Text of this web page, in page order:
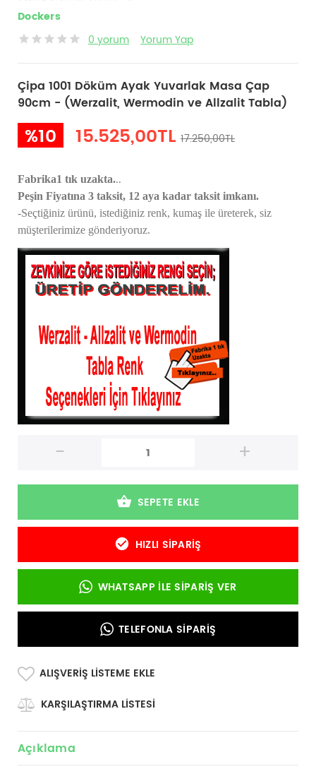
Dockers
0 yorum
Yorum Yap
Çipa 1001 Döküm Ayak Yuvarlak Masa Çap
90cm - (Werzalit, Wermodin ve Allzalit Tabla)
%10 15.525,00TL 17.250,00TL
Fabrika1 tık uzakta...
Peşin Fiyatına 3 taksit, 12 aya kadar taksit imkanı.
-Seçtiğiniz ürünü, istediğiniz renk, kumaş ile üreterek, siz
müşterilerimize gönderiyoruz.
- +
SEPETE EKLE
HIZLI SIPARIŞ
WHATSAPP İLE SIPARIŞ VER
TELEFONLA SIPARIŞ
ALIŞVERIŞ LISTEME EKLE
KARŞILAŞTIRMA LISTESI
Açıklama